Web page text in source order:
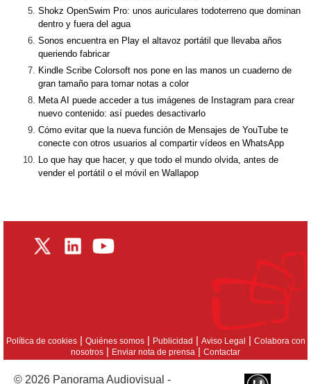
Shokz OpenSwim Pro: unos auriculares todoterreno que dominan
dentro y fuera del agua
Sonos encuentra en Play el altavoz portátil que llevaba años
queriendo fabricar
Kindle Scribe Colorsoft nos pone en las manos un cuaderno de
gran tamaño para tomar notas a color
Meta AI puede acceder a tus imágenes de Instagram para crear
nuevo contenido: así puedes desactivarlo
Cómo evitar que la nueva función de Mensajes de YouTube te
conecte con otros usuarios al compartir vídeos en WhatsApp
Lo que hay que hacer, y que todo el mundo olvida, antes de
vender el portátil o el móvil en Wallapop
Política de cookies| Quiénes somos| Publicidad | Aviso Legal | Colabora con
nosotros | Enviar nota de prensa | Contactar
© 2026 Panorama Audiovisual -